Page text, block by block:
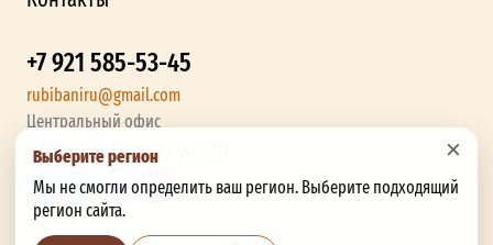
×
Выберите регион
Мы не смогли определить ваш регион. Выберите подходящий
регион сайта.
+7 921 585-53-45
rubibaniru@gmail.com
Центральный офис
г. Брянск, Бурова ул., 20